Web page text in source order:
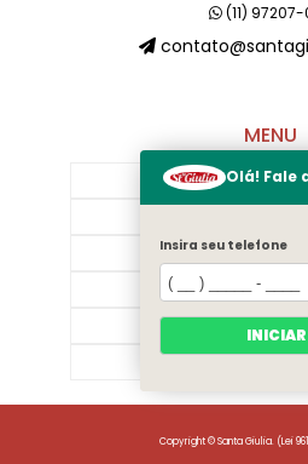
(11) 97207-
MENU
Início
Galeria
Contato
Mapa do
Copyright © Santa Giulia. (Lei
Olá! Fale
Insira seu telefone